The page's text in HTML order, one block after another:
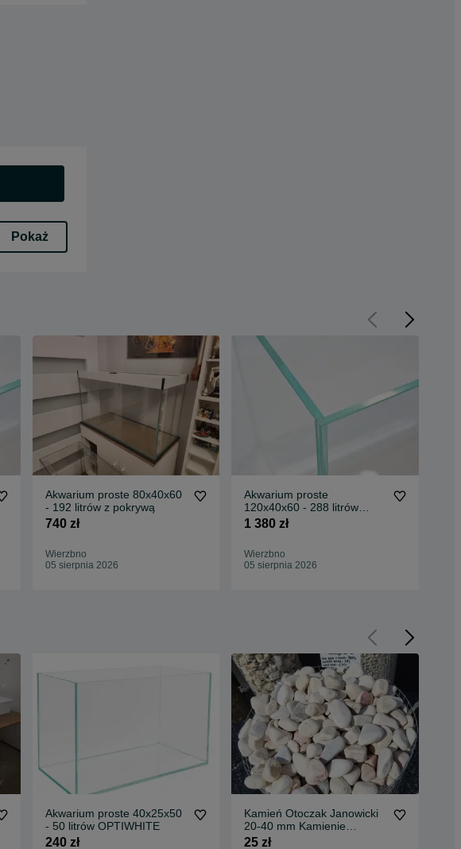
Pokaż
Akwarium proste 80x40x60
- 192 litrów z pokrywą
740 zł
Wierzbno
05 sierpnia 2026
Akwarium proste
120x40x60 - 288 litrów
OPTIWHITE
1 380 zł
Wierzbno
05 sierpnia 2026
Akwarium proste 40x25x50
- 50 litrów OPTIWHITE
240 zł
Kamień Otoczak Janowicki
20-40 mm Kamienie
ogrodowe dekoracyjne
25 zł